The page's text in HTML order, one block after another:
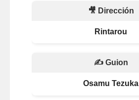
🎥 Dirección
Rintarou
✍️ Guion
Osamu Tezuka